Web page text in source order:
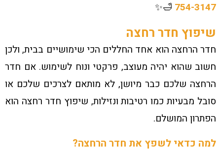
754-3147
🛁✨
שיפוץ חדר רחצה
חדר הרחצה הוא אחד החללים הכי שימושיים בבית, ולכן
חשוב שהוא יהיה מעוצב, פרקטי ונוח לשימוש. אם חדר
הרחצה שלכם כבר מיושן, לא מותאם לצרכים שלכם או
סובל מבעיות כמו רטיבות ונזילות, שיפוץ חדר רחצה הוא
הפתרון המושלם.
למה כדאי לשפץ את חדר הרחצה?